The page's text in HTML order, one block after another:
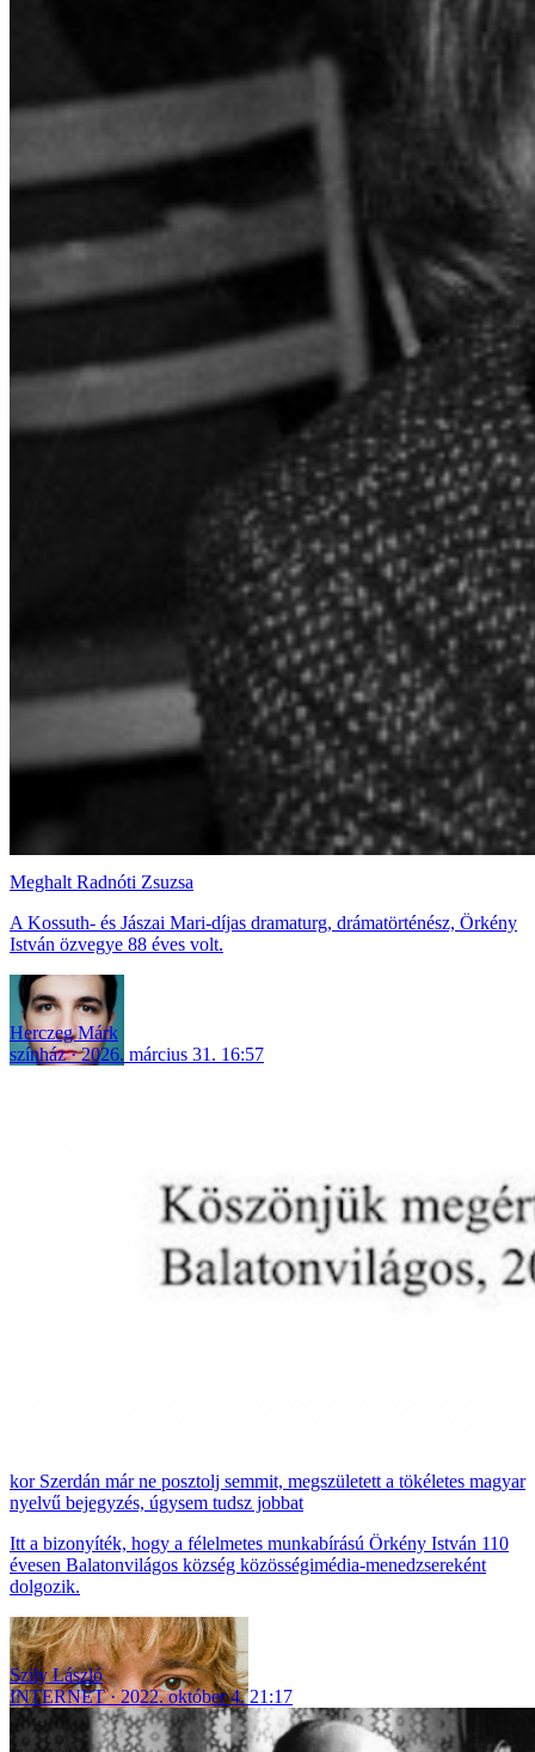
Meghalt Radnóti Zsuzsa
A Kossuth- és Jászai Mari-díjas dramaturg, drámatörténész, Örkény
István özvegye 88 éves volt.
Herczeg Márk
színház
2026. március 31. 16:57
Szerdán már ne posztolj semmit, megszületett a tökéletes magyar
nyelvű bejegyzés, úgysem tudsz jobbat
Itt a bizonyíték, hogy a félelmetes munkabírású Örkény István 110
évesen Balatonvilágos község közösségimédia-menedzsereként
dolgozik.
Szily László
INTERNET
2022. október 4. 21:17